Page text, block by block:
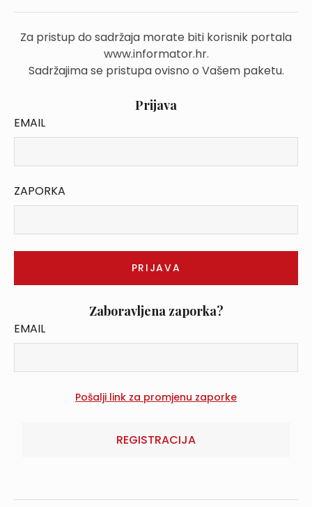
Za pristup do sadržaja morate biti korisnik portala
www.informator.hr.
Sadržajima se pristupa ovisno o Vašem paketu.
Prijava
EMAIL
ZAPORKA
Zaboravljena zaporka?
EMAIL
REGISTRACIJA